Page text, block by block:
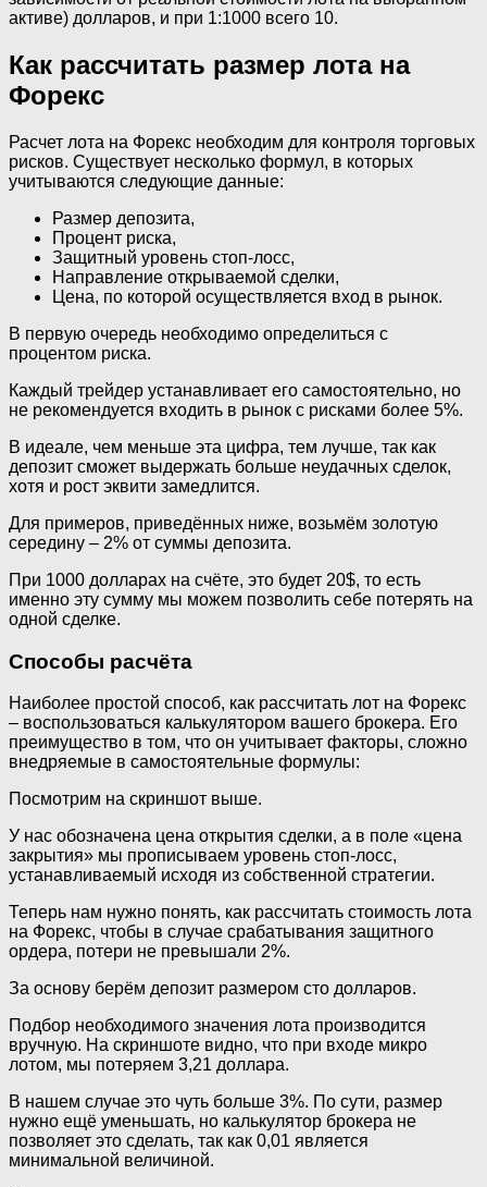
активе) долларов, и при 1:1000 всего 10.
Как рассчитать размер лота на
Форекс
Расчет лота на Форекс необходим для контроля торговых
рисков. Существует несколько формул, в которых
учитываются следующие данные:
Размер депозита,
Процент риска,
Защитный уровень стоп-лосс,
Направление открываемой сделки,
Цена, по которой осуществляется вход в рынок.
В первую очередь необходимо определиться с
процентом риска.
Каждый трейдер устанавливает его самостоятельно, но
не рекомендуется входить в рынок с рисками более 5%.
В идеале, чем меньше эта цифра, тем лучше, так как
депозит сможет выдержать больше неудачных сделок,
хотя и рост эквити замедлится.
Для примеров, приведённых ниже, возьмём золотую
середину – 2% от суммы депозита.
При 1000 долларах на счёте, это будет 20$, то есть
именно эту сумму мы можем позволить себе потерять на
одной сделке.
Способы расчёта
Наиболее простой способ, как рассчитать лот на Форекс
– воспользоваться калькулятором вашего брокера. Его
преимущество в том, что он учитывает факторы, сложно
внедряемые в самостоятельные формулы:
Посмотрим на скриншот выше.
У нас обозначена цена открытия сделки, а в поле «цена
закрытия» мы прописываем уровень стоп-лосс,
устанавливаемый исходя из собственной стратегии.
Теперь нам нужно понять, как рассчитать стоимость лота
на Форекс, чтобы в случае срабатывания защитного
ордера, потери не превышали 2%.
За основу берём депозит размером сто долларов.
Подбор необходимого значения лота производится
вручную. На скриншоте видно, что при входе микро
лотом, мы потеряем 3,21 доллара.
В нашем случае это чуть больше 3%. По сути, размер
нужно ещё уменьшать, но калькулятор брокера не
позволяет это сделать, так как 0,01 является
минимальной величиной.